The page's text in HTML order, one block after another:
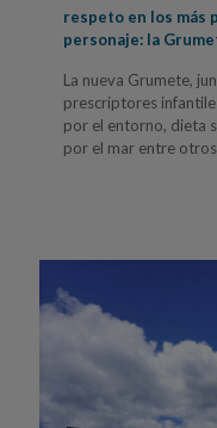
respeto en los más
personaje: la
La nueva Grumete,
prescriptores
por el entorno, dieta
por el mar entre